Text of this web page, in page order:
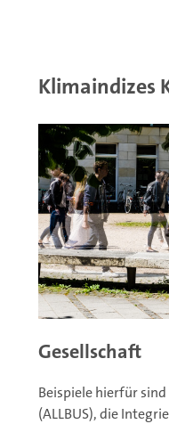
Klimaindizes
Gesellschaft
Beispiele hierfür
(ALLBUS), die